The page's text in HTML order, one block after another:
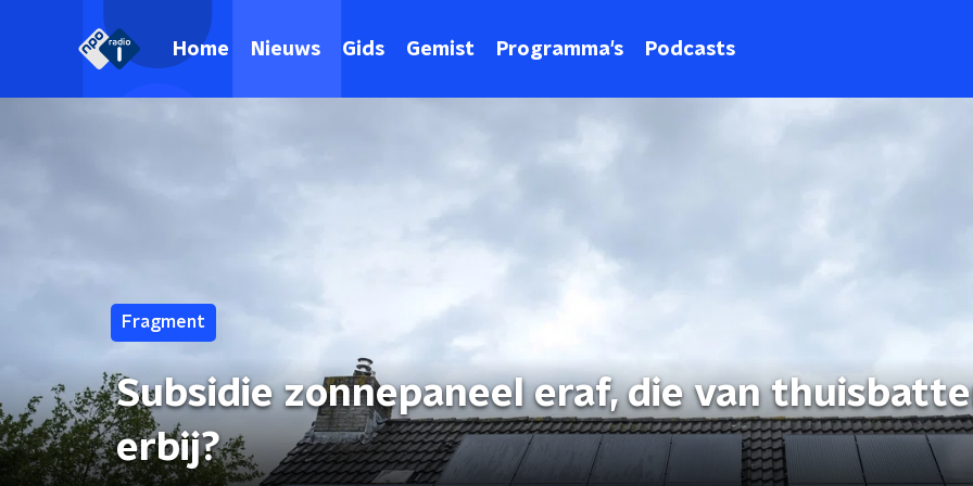
Home Nieuws Gids Gemist Programma's Podcasts
Fragment
Subsidie zonnepaneel eraf, die van
erbij?